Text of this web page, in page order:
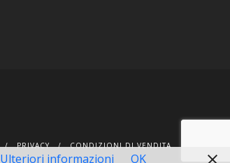
PRIVACY CONDIZIONI DI VENDITA
Ulteriori informazioni OK